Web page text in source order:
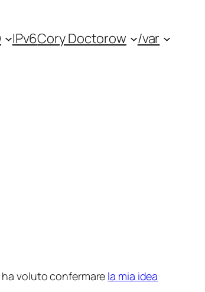
IPv6Cory Doctorow /var
voluto confermare la mia idea